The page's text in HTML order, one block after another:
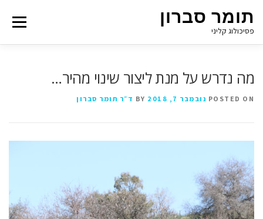
תומר סברון
פסיכולוג קליני
Menu
מה נדרש על מנת ליצור שינוי מהיר…
POSTED ON נובמבר 7, 2018 ד״ר תומר סברון